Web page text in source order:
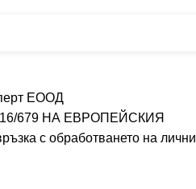
ЕООД
679 НА ЕВРОПЕЙСКИЯ
с обработването на лични